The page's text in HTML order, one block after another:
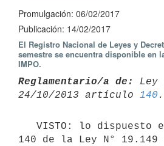
Promulgación: 06/02/2017
Publicación: 14/02/2017
El Registro Nacional de Leyes y
semestre se encuentra disponible en
IMPO.
Reglamentario/a de:
Ley
24/10/2013 artículo 140
140 de la Ley N° 19.149